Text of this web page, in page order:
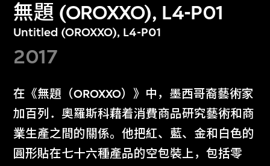
無題 (OROXXO), L4-P01
Untitled (OROXXO), L4-P01
2017
在《無題（OROXXO）》中，墨西哥裔藝術家
加百列．奧羅斯科藉着消費商品研究藝術和商
業生產之間的關係。他把紅、藍、金和白色的
圓形貼在七十六種產品的空包裝上，包括零